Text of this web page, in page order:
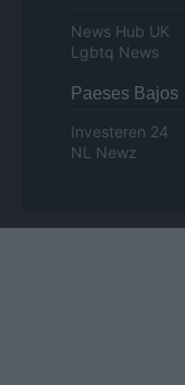
News Hub UK
Lgbtq News
Paeses Bajos
Investeren 24
NL Newz